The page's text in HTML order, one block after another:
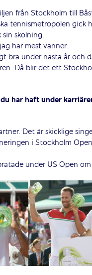
från Stockholm till
tennismetropolen gick
skolning.
har mest vänner.
bra under nästa år och
Då blir det ett
har haft under
Det är skicklige
i Stockholm
under US Open